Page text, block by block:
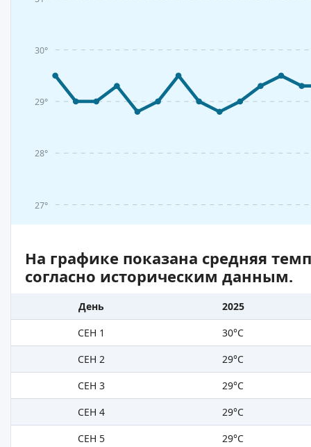
27°
28°
29°
30°
На графике показана средняя
согласно историческим данным.
День
2025
СЕН 1
30°C
СЕН 2
29°C
СЕН 3
29°C
СЕН 4
29°C
СЕН 5
29°C